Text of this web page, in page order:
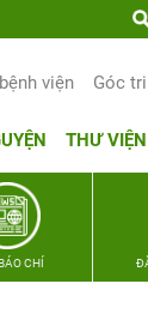
viện Góc
THƯ VIỆN
CHÍ